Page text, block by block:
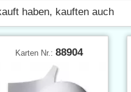
haben, kauften auch
Karten Nr.: 88904